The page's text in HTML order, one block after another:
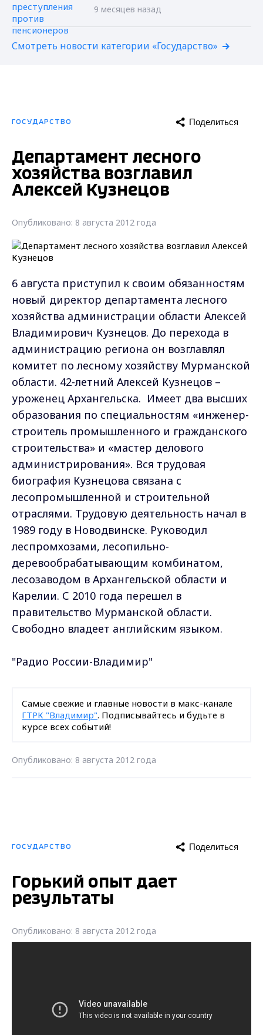
9 месяцев назад
Смотреть новости категории «Государство»
ГОСУДАРСТВО Поделиться
Департамент лесного
хозяйства возглавил
Алексей Кузнецов
Опубликовано: 8 августа 2012 года
6 августа приступил к своим обязанностям
новый директор департамента лесного
хозяйства администрации области Алексей
Владимирович Кузнецов. До перехода в
администрацию региона он возглавлял
комитет по лесному хозяйству Мурманской
области. 42-летний Алексей Кузнецов –
уроженец Архангельска. Имеет два высших
образования по специальностям «инженер-
строитель промышленного и гражданского
строительства» и «мастер делового
администрирования». Вся трудовая
биография Кузнецова связана с
лесопромышленной и строительной
отраслями. Трудовую деятельность начал в
1989 году в Новодвинске. Руководил
леспромхозами, лесопильно-
деревообрабатывающим комбинатом,
лесозаводом в Архангельской области и
Карелии. С 2010 года перешел в
правительство Мурманской области.
Свободно владеет английским языком.
"Радио России-Владимир"
Самые свежие и главные новости в макс-канале
ГТРК "Владимир". Подписывайтесь и будьте в
курсе всех событий!
Опубликовано: 8 августа 2012 года
ГОСУДАРСТВО Поделиться
Горький опыт дает
результаты
Опубликовано: 8 августа 2012 года